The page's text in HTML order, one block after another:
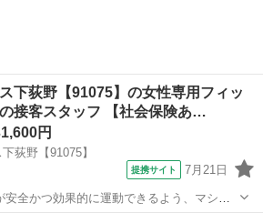
下荻野【91075】の女性専用フィッ
の接客スタッフ 【社会保険あ…
円
荻野【91075】
提携サイト 7月21日
全かつ効果的に運動できるよう、マシン